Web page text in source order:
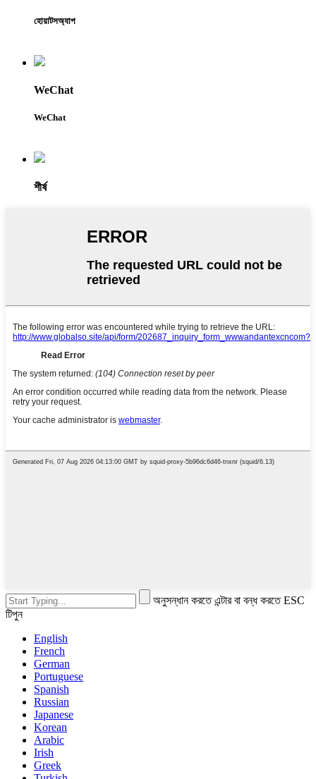
হোয়াটসঅ্যাপ
WeChat
WeChat
শীর্ষ
অনুসন্ধান করতে এন্টার বা বন্ধ করতে ESC
টিপুন
English
French
German
Portuguese
Spanish
Russian
Japanese
Korean
Arabic
Irish
Greek